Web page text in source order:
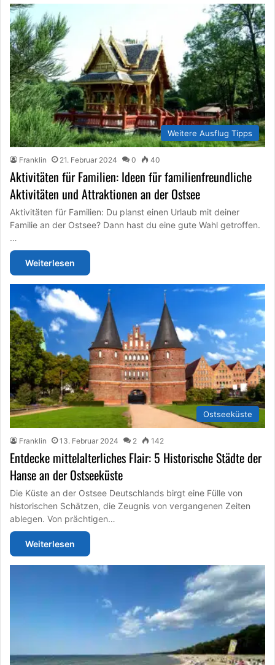
Weitere Ausflug Tipps
Franklin 21. Februar 2024 0 40
Aktivitäten für Familien: Ideen für familienfreundliche
Aktivitäten und Attraktionen an der Ostsee
Aktivitäten für Familien: Du planst einen Urlaub mit deiner
Familie an der Ostsee? Dann hast du eine gute Wahl getroffen.
…
Weiterlesen
Ostseeküste
Franklin 13. Februar 2024 2 142
Entdecke mittelalterliches Flair: 5 Historische Städte der
Hanse an der Ostseeküste
Die Küste an der Ostsee Deutschlands birgt eine Fülle von
historischen Schätzen, die Zeugnis von vergangenen Zeiten
ablegen. Von prächtigen…
Weiterlesen